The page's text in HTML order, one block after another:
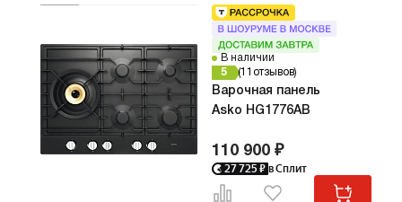
В наличии
5
11 отзывов
Варочная панель
Asko HG1776AB
110 900 ₽
27 725 ₽ в Сплит